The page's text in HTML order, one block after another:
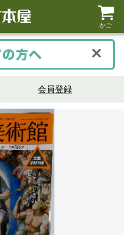
かご
会員登録